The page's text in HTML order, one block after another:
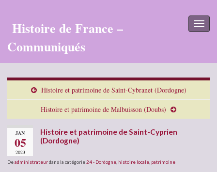
Histoire de France –
Communiqués
Histoire et patrimoine de Saint-Cybranet (Dordogne)
Histoire et patrimoine de Malbuisson (Doubs)
JAN
05
2023
Histoire et patrimoine de Saint-Cyprien
(Dordogne)
Deadministrateurdans la catégorie24 - Dordogne histoire locale patrimoine